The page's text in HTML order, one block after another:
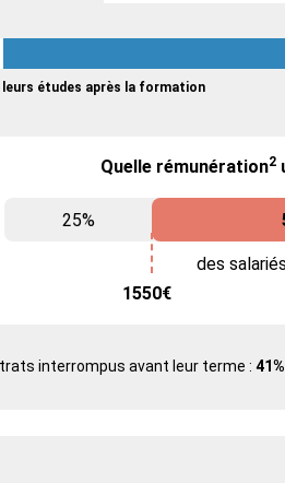
études après la formation
Quelle rémunération2
25%
des
1550€
interrompus avant leur terme : 41%